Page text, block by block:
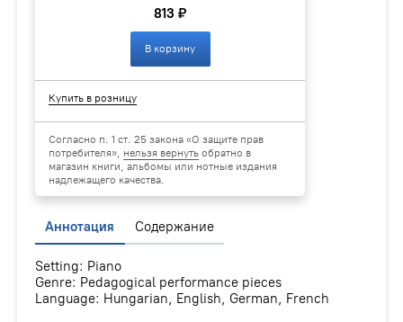
813 ₽
В корзину
Купить в розницу
Согласно п. 1 ст. 25 закона «О защите прав
потребителя», нельзя вернуть обратно в
магазин книги, альбомы или нотные издания
надлежащего качества.
Аннотация Содержание
Setting: Piano
Genre: Pedagogical performance pieces
Language: Hungarian, English, German, French